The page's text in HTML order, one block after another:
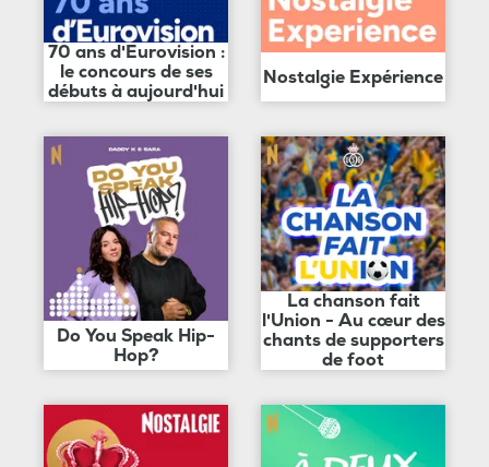
70 ans d'Eurovision :
le concours de ses
débuts à aujourd'hui
Nostalgie Expérience
Do You Speak Hip-
Hop?
La chanson fait
l'Union - Au cœur des
chants de supporters
de foot